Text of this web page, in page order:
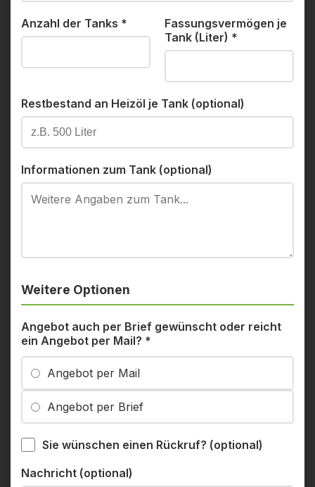
Anzahl der Tanks *
Fassungsvermögen je
Tank (Liter) *
Restbestand an Heizöl je Tank (optional)
Informationen zum Tank (optional)
Weitere Optionen
Angebot auch per Brief gewünscht oder reicht
ein Angebot per Mail? *
Angebot per Mail
Angebot per Brief
Sie wünschen einen Rückruf? (optional)
Nachricht (optional)